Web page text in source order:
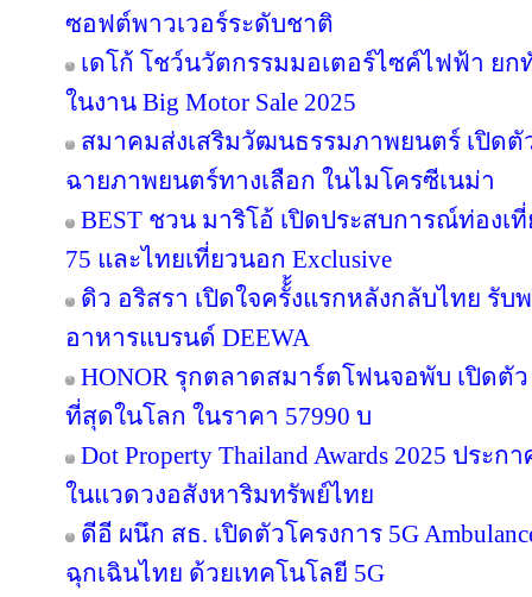
ซอฟต์พาวเวอร์ระดับชาติ
เดโก้ โชว์นวัตกรรมมอเตอร์ไซค์ไฟฟ้า ยก
ในงาน Big Motor Sale 2025
สมาคมส่งเสริมวัฒนธรรมภาพยนตร์ เปิดตั
ฉายภาพยนตร์ทางเลือก ในไมโครซีเนม่า
BEST ชวน มาริโอ้ เปิดประสบการณ์ท่องเ
75 และไทยเที่ยวนอก Exclusive
ดิว อริสรา เปิดใจครั้้งแรกหลังกลับไทย รั
อาหารแบรนด์ DEEWA
HONOR รุกตลาดสมาร์ตโฟนจอพับ เปิดตัว
ที่สุดในโลก ในราคา 57990 บ
Dot Property Thailand Awards 2025 ประ
ในแวดวงอสังหาริมทรัพย์ไทย
ดีอี ผนึก สธ. เปิดตัวโครงการ 5G
ฉุกเฉินไทย ด้วยเทคโนโลยี 5G